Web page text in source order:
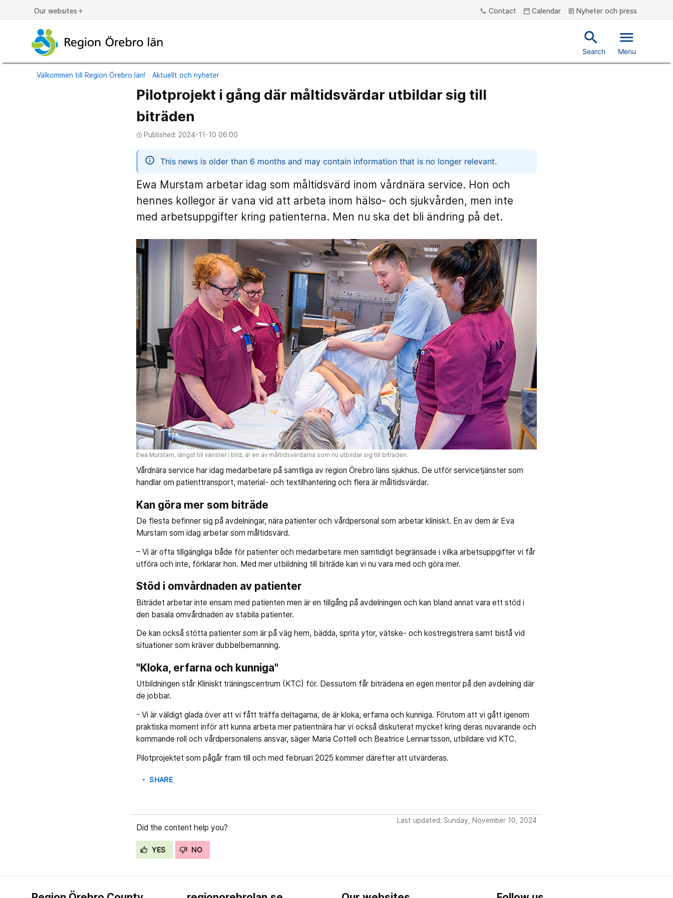
Our websites add phone Contact calendar_today Calendar article Nyheter och press
search
Search
menu
Menu
Välkommen till Region Örebro län! Aktuellt och nyheter
Pilotprojekt i gång där måltidsvärdar utbildar sig till
biträden
access_time Published: 2024-11-10 06:00
information
This news is older than 6 months and may contain information that is no longer relevant.
Ewa Murstam arbetar idag som måltidsvärd inom vårdnära service. Hon och
hennes kollegor är vana vid att arbeta inom hälso- och sjukvården, men inte
med arbetsuppgifter kring patienterna. Men nu ska det bli ändring på det.
Ewa Murstam, längst till vänster i bild, är en av måltidsvärdarna som nu utbildar sig till biträden.
Vårdnära service har idag medarbetare på samtliga av region Örebro läns sjukhus. De utför servicetjänster som
handlar om patienttransport, material- och textilhantering och flera är måltidsvärdar.
Kan göra mer som biträde
De flesta befinner sig på avdelningar, nära patienter och vårdpersonal som arbetar kliniskt. En av dem är Eva
Murstam som idag arbetar som måltidsvärd.
– Vi är ofta tillgängliga både för patienter och medarbetare men samtidigt begränsade i vilka arbetsuppgifter vi får
utföra och inte, förklarar hon. Med mer utbildning till biträde kan vi nu vara med och göra mer.
Stöd i omvårdnaden av patienter
Biträdet arbetar inte ensam med patienten men är en tillgång på avdelningen och kan bland annat vara ett stöd i
den basala omvårdnaden av stabila patienter.
De kan också stötta patienter som är på väg hem, bädda, sprita ytor, vätske- och kostregistrera samt bistå vid
situationer som kräver dubbelbemanning.
"Kloka, erfarna och kunniga"
Utbildningen står Kliniskt träningscentrum (KTC) för. Dessutom får biträdena en egen mentor på den avdelning där
de jobbar.
- Vi är väldigt glada över att vi fått träffa deltagarna, de är kloka, erfarna och kunniga. Förutom att vi gått igenom
praktiska moment inför att kunna arbeta mer patientnära har vi också diskuterat mycket kring deras nuvarande och
kommande roll och vårdpersonalens ansvar, säger Maria Cottell och Beatrice Lennartsson, utbildare vid KTC.
Pilotprojektet som pågår fram till och med februari 2025 kommer därefter att utvärderas.
arrow_drop_down SHARE
Did the content help you?
YES NO
Last updated: Sunday, November 10, 2024